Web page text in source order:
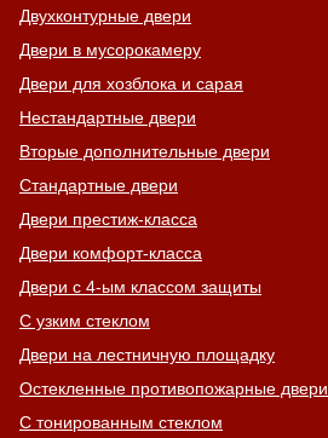
Двухконтурные двери
Двери в мусорокамеру
Двери для хозблока и сарая
Нестандартные двери
Вторые дополнительные двери
Стандартные двери
Двери престиж-класса
Двери комфорт-класса
Двери с 4-ым классом защиты
С узким стеклом
Двери на лестничную площадку
Остекленные противопожарные двери
С тонированным стеклом